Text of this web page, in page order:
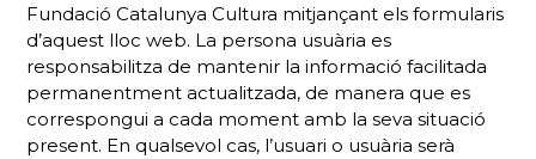
Fundació Catalunya Cultura mitjançant els formularis
d’aquest lloc web. La persona usuària es
responsabilitza de mantenir la informació facilitada
permanentment actualitzada, de manera que es
correspongui a cada moment amb la seva situació
present. En qualsevol cas, l’usuari o usuària serà